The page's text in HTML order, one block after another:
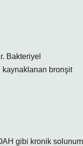
Bakteriyel
bronşit
gibi kronik solunum